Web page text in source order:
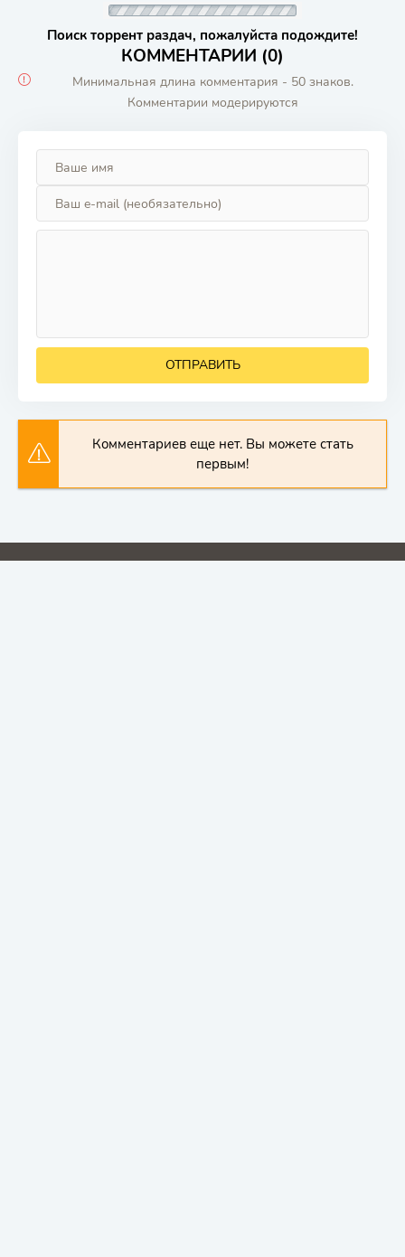
Поиск торрент раздач, пожалуйста подождите!
КОММЕНТАРИИ (0)
Минимальная длина комментария - 50 знаков.
Комментарии модерируются
ОТПРАВИТЬ
Комментариев еще нет. Вы можете стать
первым!